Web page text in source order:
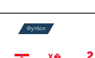
Футбол